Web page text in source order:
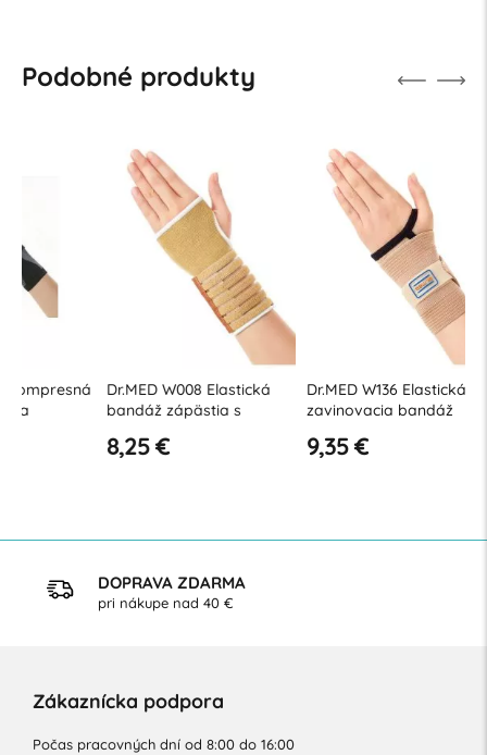
Podobné produkty
Dr.MED W008 Elastická
bandáž zápästia s
zavinovaním
Dr.MED W136 Elastická
zavinovacia bandáž
Dr.MED
bandáž
DOPRAVA ZDARMA
pri nákupe nad 40 €
Zákaznícka podpora
Počas pracovných dní od 8:00 do 16:00